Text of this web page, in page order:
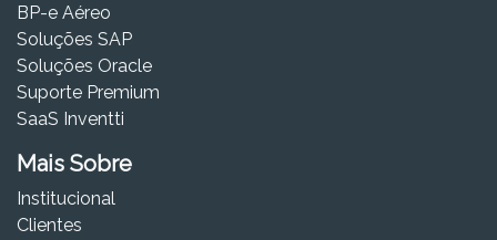
BP-e Aéreo
Soluções SAP
Soluções Oracle
Suporte Premium
SaaS Inventti
Mais Sobre
Institucional
Clientes